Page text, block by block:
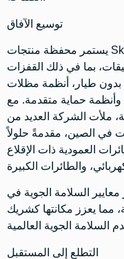
توسيع الآفاق
يستمر محفظة منتجات SkyEagle في النمو، لتشمل أنظمة مظلات
بما في ذلك القفزات
بدون طيار، أنظمة مظلات
حماية متقدمة. مع
رئيسية، ملأت الشركة العديد من
في الصين، مقدمةً حلولاً
العمودية ذات الإقلاع
السلامة الجوية في
مما يعزز مكانتها كشريك
التطلع إلى المستقبل